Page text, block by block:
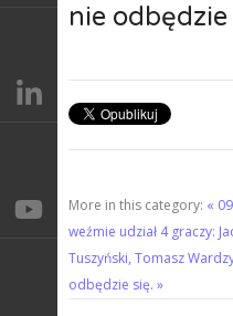
nie odbędzie
More in this category: «
weźmie udział 4 graczy:
Tuszyński, Tomasz
odbędzie się. »